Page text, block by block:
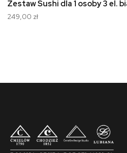
Zestaw Sushi dla 1 osoby 3 el.
249,00 zł